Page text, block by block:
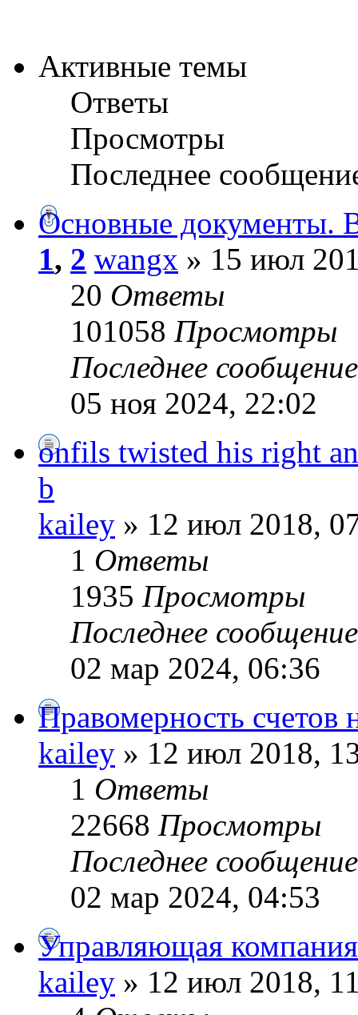
Активные темы
Ответы
Просмотры
Последнее
Основные документы.
1, 2 wangx » 15 июл
20 Ответы
101058 Просмотры
Последнее
05 ноя 2024, 22:02
onfils twisted his right
b
kailey » 12 июл 2018,
1 Ответы
1935 Просмотры
Последнее
02 мар 2024, 06:36
Правомерность счетов
kailey » 12 июл 2018,
1 Ответы
22668 Просмотры
Последнее
02 мар 2024, 04:53
Управляющая
kailey » 12 июл 2018,